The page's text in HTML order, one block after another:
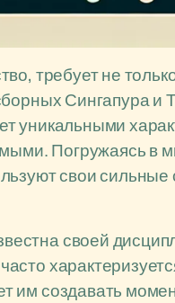
требует не
Сингапура
уникальными
Погружаясь в
свои
своей
им создавать